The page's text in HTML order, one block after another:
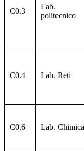
C0.3
Lab.
politecnico
C0.4 Lab. Reti
C0.6 Lab. Chimica